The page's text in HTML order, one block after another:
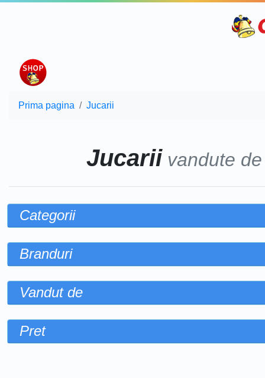
Prima pagina Jucarii
Jucariivandute
Categorii
Branduri
Vandut de
Pret